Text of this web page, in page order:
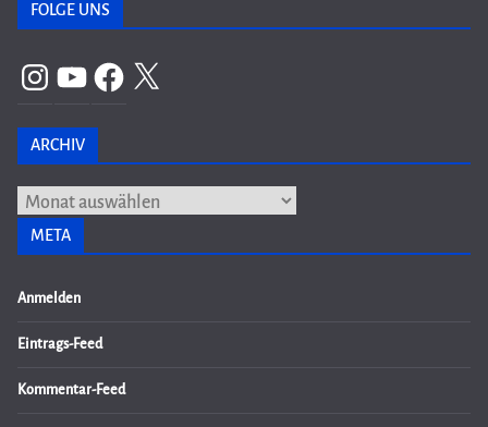
FOLGE UNS
InstagramYouTubeFacebook
X
ARCHIV
Archiv
META
Anmelden
Eintrags-Feed
Kommentar-Feed